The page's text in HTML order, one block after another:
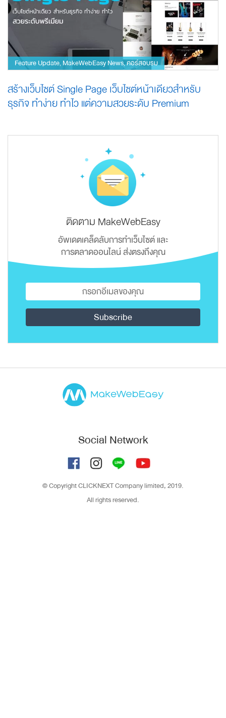
Feature Update, MakeWebEasy News,คอร์สอบรม
สร้างเว็บไซต์ Single Page เว็บไซต์หน้าเดียวสำหรับ
ธุรกิจ ทำง่าย ทำไว แต่ความสวยระดับ Premium
ติดตาม MakeWebEasy
อัพเดตเคล็ดลับการทำเว็บไซต์ และ
การตลาดออนไลน์ ส่งตรงถึงคุณ
Social Network
© Copyright CLICKNEXT Company limited, 2019.
All rights reserved.